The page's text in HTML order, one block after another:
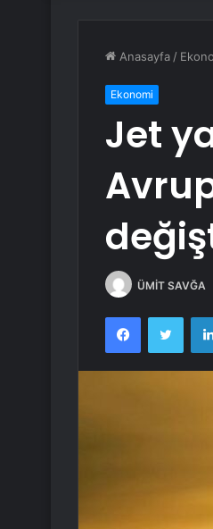
Anasayfa /
Ekonomi
Jet
ÜMİT SAVĞA
Facebook